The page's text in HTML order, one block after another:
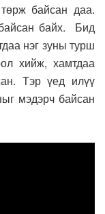
байсан даа.
байх. Бид
нэг зуны турш
хийж, хамтдаа
Тэр үед илүү
мэдэрч байсан